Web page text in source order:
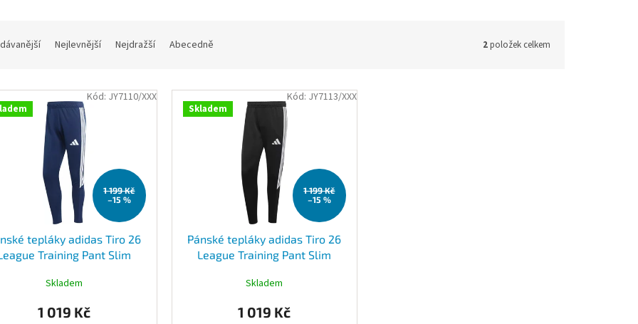
Nejlevnější Nejdražší Abecedně 2položek celkem
1 199 Kč
–15 %
tepláky adidas Tiro 26
Training Pant Slim
Skladem
1 019 Kč
Kód: JY7110/XXX
Skladem
1 199 Kč
–15 %
Pánské tepláky adidas Tiro 26
League Training Pant Slim
Skladem
1 019 Kč
Kód: JY7113/XXX